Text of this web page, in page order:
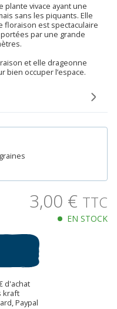
plante vivace ayant une
sans les piquants. Elle
floraison est spectaculaire
par une grande
et elle drageonne
bien occuper l’espace.
3,00 € TTC
EN STOCK
d'achat
kraft
Paypal